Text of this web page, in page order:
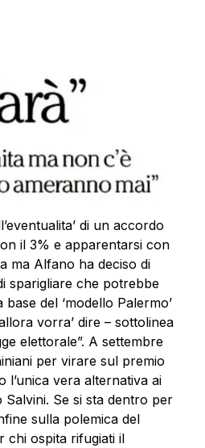
di un accordo
il 3% e apparentarsi con
ma Alfano ha deciso di
sparigliare che potrebbe
del ‘modello Palermo’
vorra’ dire – sottolinea
elettorale”. A settembre
per virare sul premio
l’unica vera alternativa ai
Salvini. Se si sta dentro per
sulla polemica del
chi ospita rifugiati il